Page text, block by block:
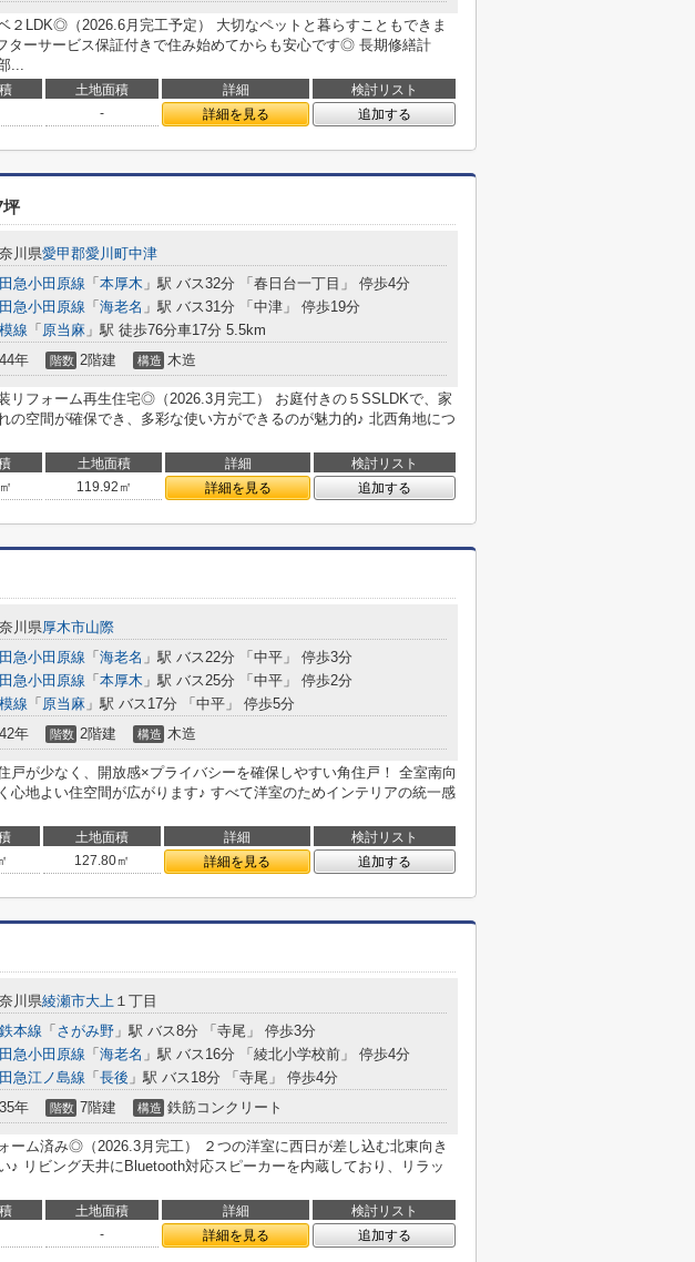
２LDK◎（2026.6月完工予定） 大切なペットと暮らすこともできま
ターサービス保証付きで住み始めてからも安心です◎ 長期修繕計
...
土地面積 詳細
検討リスト
- 詳細を見る 追加する
川県愛甲郡愛川町中津
急小田原線 「 本厚木 」駅 バス32分 「春日台一丁目」 停歩4分
急小田原線 「 海老名 」駅 バス31分 「中津」 停歩19分
線 「 原当麻 」駅 徒歩76分車17分 5.5km
年 階数 2階建 構造 木造
リフォーム再生住宅◎（2026.3月完工） お庭付きの５SSLDKで、家
の空間が確保でき、多彩な使い方ができるのが魅力的♪ 北西角地につ
土地面積 詳細
検討リスト
119.92㎡ 詳細を見る 追加する
川県厚木市山際
急小田原線 「 海老名 」駅 バス22分 「中平」 停歩3分
急小田原線 「 本厚木 」駅 バス25分 「中平」 停歩2分
線 「 原当麻 」駅 バス17分 「中平」 停歩5分
年 階数 2階建 構造 木造
戸が少なく、開放感×プライバシーを確保しやすい角住戸！ 全室南向
心地よい住空間が広がります♪ すべて洋室のためインテリアの統一感
土地面積 詳細
検討リスト
127.80㎡ 詳細を見る 追加する
川県綾瀬市大上 １丁目
本線 「 さがみ野 」駅 バス8分 「寺尾」 停歩3分
急小田原線 「 海老名 」駅 バス16分 「綾北小学校前」 停歩4分
急江ノ島線 「 長後 」駅 バス18分 「寺尾」 停歩4分
年 階数 7階建 構造 鉄筋コンクリート
ーム済み◎（2026.3月完工） ２つの洋室に西日が差し込む北東向き
♪ リビング天井にBluetooth対応スピーカーを内蔵しており、リラッ
土地面積 詳細
検討リスト
- 詳細を見る 追加する